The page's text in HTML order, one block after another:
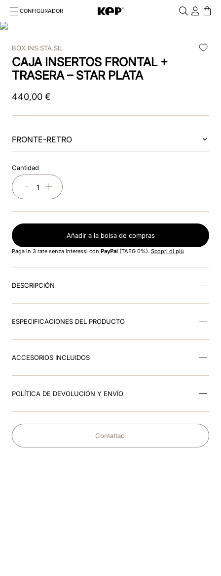
CONFIGURADOR
Cosa stai cercando?
1.kep
2 .nova
3.chromo 2 0
4.black
6.
7.front insert
8.star
BOX.INS.STA.SIL
CAJA INSERTOS FRONTAL +
TRASERA – STAR PLATA
440,00 €
FRONTE-RETRO
Cantidad
＋
－
Añadir a la bolsa de compras
Paga in 3 rate senza interessi con PayPal (TAEG 0%). Scopri di più
DESCRIPCIÓN
ESPECIFICACIONES DEL PRODUCTO
ACCESORIOS INCLUIDOS
POLÍTICA DE DEVOLUCIÓN Y ENVÍO
Contattaci